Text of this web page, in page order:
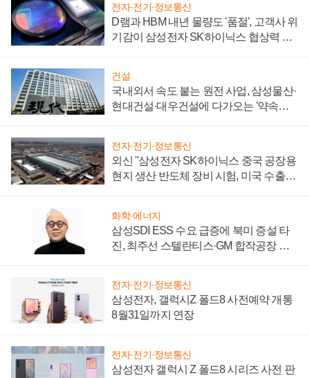
전자·전기·정보통신
D램과 HBM 내년 물량도 '품절', 고객사 위
기감이 삼성전자 SK하이닉스 협상력 더
건설
국내외서 속도 붙는 원전 사업, 삼성물산·
현대건설·대우건설에 다가오는 '약속의
전자·전기·정보통신
외신 "삼성전자 SK하이닉스 중국 공장용
현지 생산 반도체 장비 시험, 미국 수출통
화학·에너지
삼성SDI ESS 수요 급증에 북미 증설 타
진, 최주선 스텔란티스·GM 합작공장 건
전자·전기·정보통신
삼성전자, 갤럭시Z 폴드8 사전예약 개통
8월31일까지 연장
전자·전기·정보통신
삼성전자 갤럭시 Z 폴드8 시리즈 사전 판